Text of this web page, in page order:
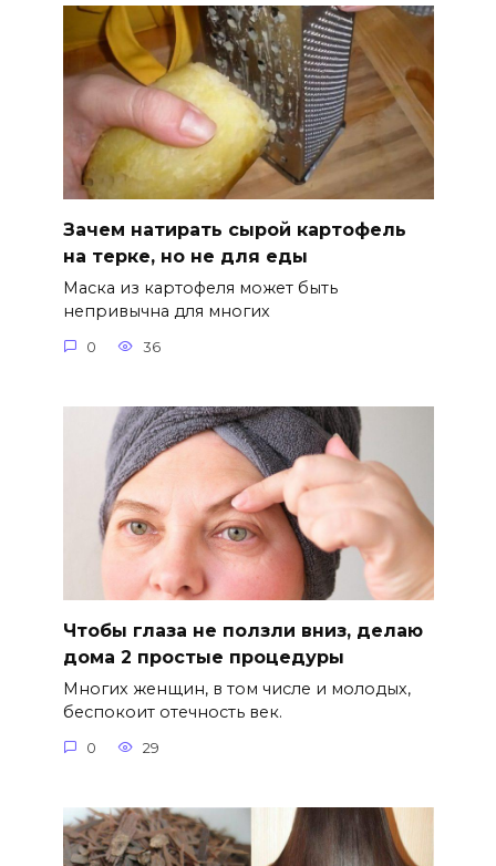
Зачем натирать сырой картофель
на терке, но не для еды
Маска из картофеля может быть
непривычна для многих
0 36
Чтобы глаза не ползли вниз, делаю
дома 2 простые процедуры
Многих женщин, в том числе и молодых,
беспокоит отечность век.
0 29